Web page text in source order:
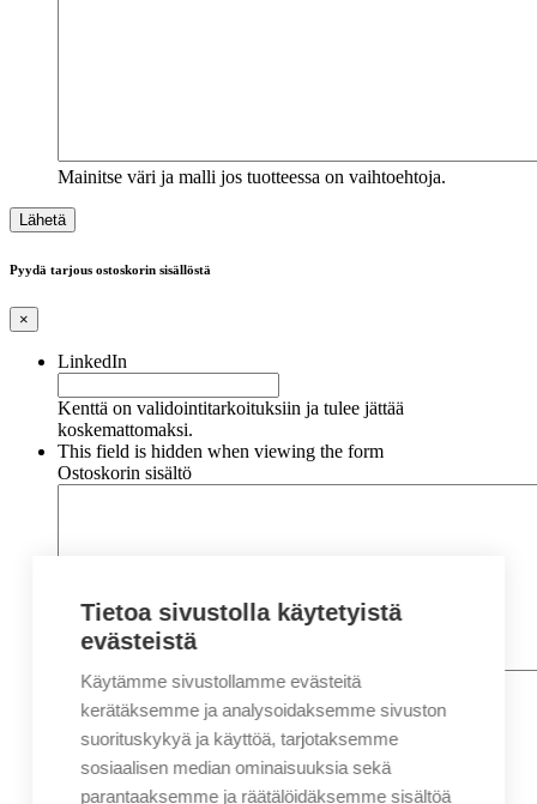
Mainitse väri ja malli jos tuotteessa on vaihtoehtoja.
Pyydä tarjous ostoskorin sisällöstä
×
LinkedIn
Kenttä on validointitarkoituksiin ja tulee jättää
koskemattomaksi.
This field is hidden when viewing the form
Ostoskorin sisältö
Nimi*
Etunimi
Sukunimi
Tietoa sivustolla käytetyistä
evästeistä
Käytämme sivustollamme evästeitä
kerätäksemme ja analysoidaksemme sivuston
suorituskykyä ja käyttöä, tarjotaksemme
sosiaalisen median ominaisuuksia sekä
parantaaksemme ja räätälöidäksemme sisältöä